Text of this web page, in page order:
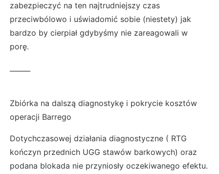
zabezpieczyć na ten najtrudniejszy czas
przeciwbólowo i uświadomić sobie (niestety) jak
bardzo by cierpiał gdybyśmy nie zareagowali w
porę.
Zbiórka na dalszą diagnostykę i pokrycie kosztów
operacji Barrego
Dotychczasowej działania diagnostyczne ( RTG
kończyn przednich UGG stawów barkowych) oraz
podana blokada nie przyniosły oczekiwanego efektu.